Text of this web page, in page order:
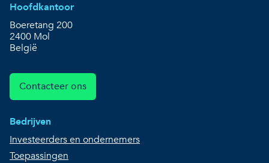
Hoofdkantoor
Boeretang 200
2400 Mol
België
Contacteer ons
Bedrijven
Investeerders en ondernemers
Toepassingen